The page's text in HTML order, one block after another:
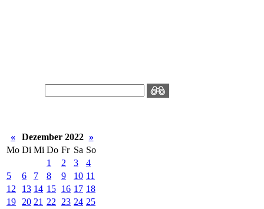
« Dezember 2022 »
Mo Di Mi Do Fr Sa So
1
2 3
4
5
6 7 8 9 10 11
12
13 14 15 16 17 18
19
20 21 22 23 24 25